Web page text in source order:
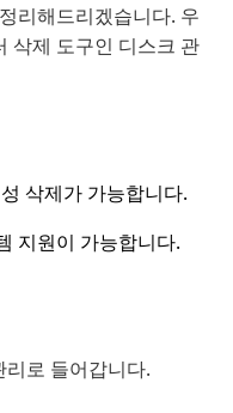
리해드리겠습니다. 우
삭제 도구인 디스크 관
삭제가 가능합니다.
지원이 가능합니다.
로 들어갑니다.